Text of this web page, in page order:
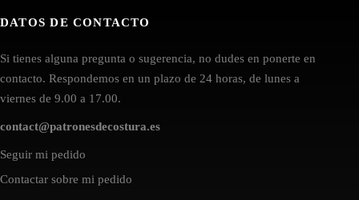
DATOS DE CONTACTO
Si tienes alguna pregunta o sugerencia, no dudes en ponerte en
contacto. Respondemos en un plazo de 24 horas, de lunes a
viernes de 9.00 a 17.00.
contact@patronesdecostura.es
Seguir mi pedido
Contactar sobre mi pedido